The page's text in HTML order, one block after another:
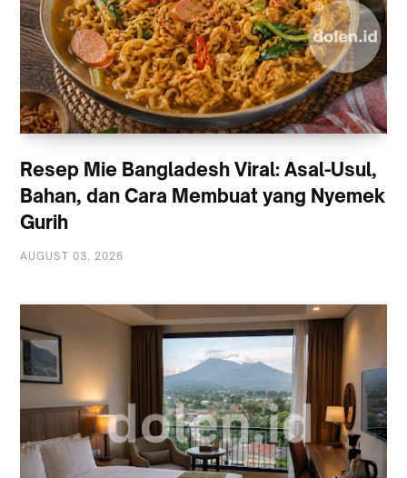
Resep Mie Bangladesh Viral: Asal-Usul,
Bahan, dan Cara Membuat yang Nyemek
Gurih
AUGUST 03, 2026